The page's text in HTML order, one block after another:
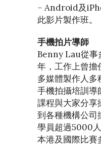
– Android及
此影片製作班。
手機拍片導師
Benny Lau從事
年，工作上曾擔
多媒體製作人多
手機拍攝培訓導
課程與大家分享
到各種機構公司
學員超過5000
本港及國際比賽